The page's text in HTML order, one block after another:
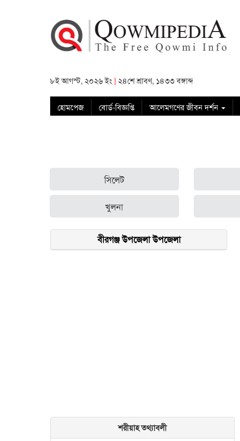
৮ই আগস্ট, ২০২৬ ইং | ২৪শে শ্রাবণ, ১৪৩৩ বঙ্গাব্দ
হোমপেজ বোর্ড-বিজ্ঞপ্তি আলেমগণের জীবন দর্শন
সিলেট
খুলনা
বীরগঞ্জ উপজেলা উপজেলা
শরীয়াহ তথ্যাবলী